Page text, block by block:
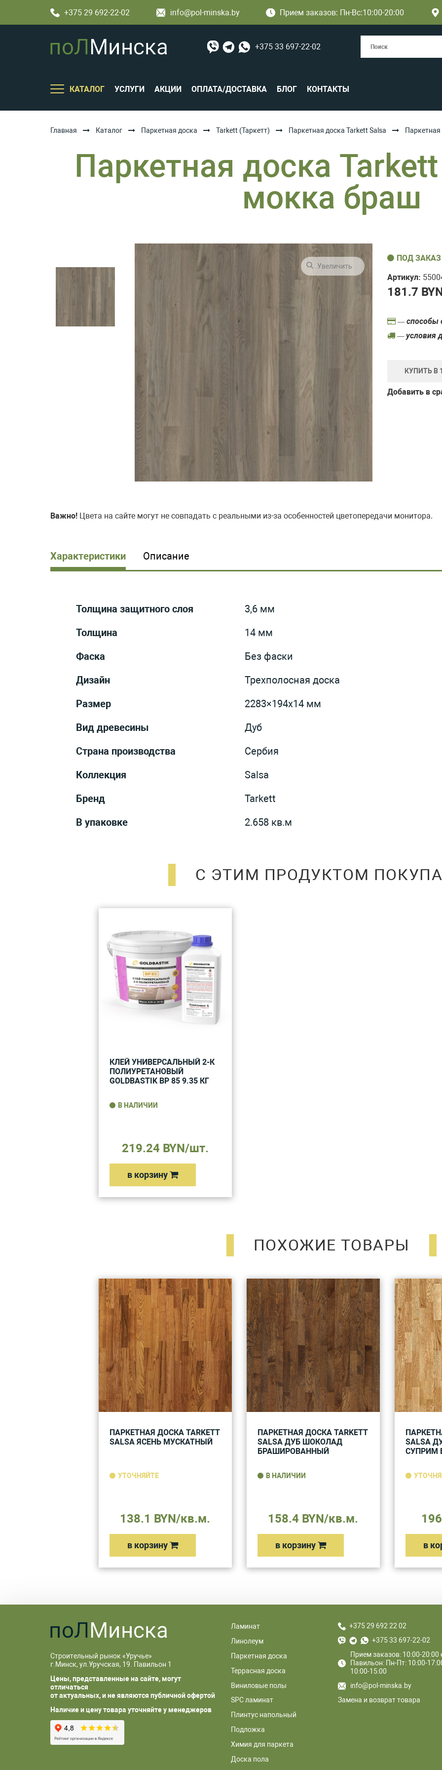
+375 29 692-22-02 info@pol-minska.by Прием заказов: Пн-Вс:10:00-20:00
+375 33 697-22-02
КАТАЛОГ УСЛУГИ АКЦИИ ОПЛАТА/ДОСТАВКА БЛОГ КОНТАКТЫ
Главная Каталог Паркетная доска Tarkett (Таркетт) Паркетная доска Tarkett Salsa
Паркетная доска
мокка браш
Увеличить
ПОД ЗАКАЗ
Артикул:
181.7
— способы
— условия
КУПИТЬ В
Добавить в
Важно! Цвета на сайте могут не совпадать с реальными из-за особенностей цветопередачи монитора.
Характеристики Описание
Толщина защитного слоя
3,6 мм
Толщина
14 мм
Фаска
Без фаски
Дизайн
Трехполосная доска
Размер
2283×194х14 мм
Вид древесины
Дуб
Страна производства
Сербия
Коллекция
Salsa
Бренд
Tarkett
В упаковке
2.658 кв.м
С ЭТИМ ПРОДУКТОМ
КЛЕЙ УНИВЕРСАЛЬНЫЙ 2-К
ПОЛИУРЕТАНОВЫЙ
GOLDBASTIK BP 85 9.35 КГ
В НАЛИЧИИ
219.24 BYN/шт.
в корзину
ПОХОЖИЕ ТОВАРЫ
ПАРКЕТНАЯ ДОСКА TARKETT
SALSA ЯСЕНЬ МУСКАТНЫЙ
УТОЧНЯЙТЕ
138.1 BYN/кв.м.
в корзину
ПАРКЕТНАЯ ДОСКА TARKETT
SALSA ДУБ ШОКОЛАД
БРАШИРОВАННЫЙ
В НАЛИЧИИ
158.4 BYN/кв.м.
в корзину
SALSA
СУПРИМ
в
Строительный рынок «Уручье»
г.Минск, ул.Уручская, 19. Павильон 1
Цены, представленные на сайте, могут
отличаться
от актуальных, и не являются публичной офертой
Наличие и цену товара уточняйте у менеджеров
Ламинат
Линолеум
Паркетная доска
Террасная доска
Виниловые полы
SPC ламинат
Плинтус напольный
Подложка
Химия для паркета
Доска пола
+375 29 692 22 02
+375 33 697-22-02
Прием заказов: 10:00-20:00
Павильон: Пн-Пт: 10:00-
10:00-15:00
info@pol-minska.by
Замена и возврат товара